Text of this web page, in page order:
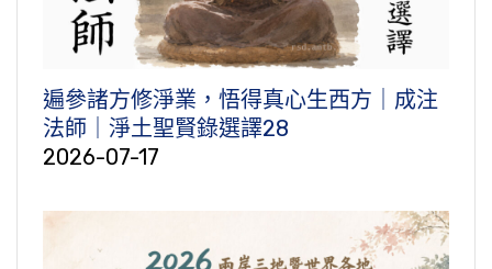
遍參諸方修淨業，悟得真心生西方｜成注
法師｜淨土聖賢錄選譯28
2026-07-17